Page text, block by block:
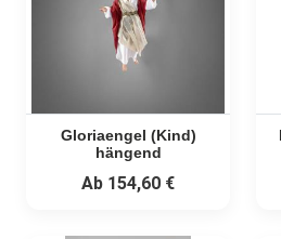
Gloriaengel (Kind)
hängend
Ab 154,60 €